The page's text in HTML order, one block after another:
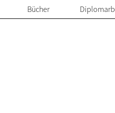
Bücher